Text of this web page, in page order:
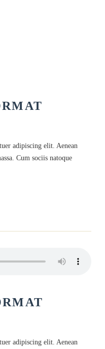
adipiscing elit. Aenean
Cum sociis natoque
adipiscing elit. Aenean